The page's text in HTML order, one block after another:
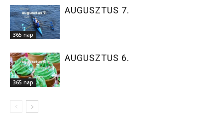
365 nap
AUGUSZTUS 7.
365 nap
AUGUSZTUS 6.